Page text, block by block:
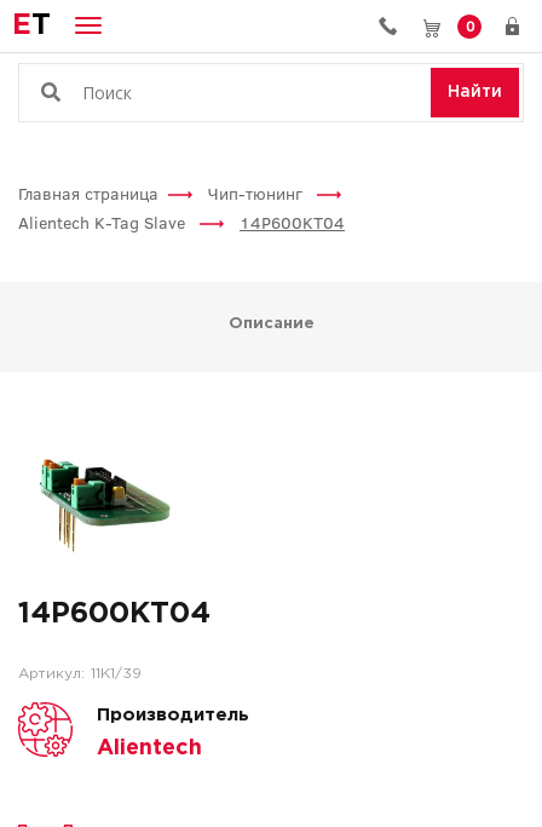
ET 0
Найти
Главная страница
Чип-тюнинг
Alientech K-Tag Slave
14P600KT04
Описание
14P600KT04
Артикул: 11K1/39
Производитель
Alientech